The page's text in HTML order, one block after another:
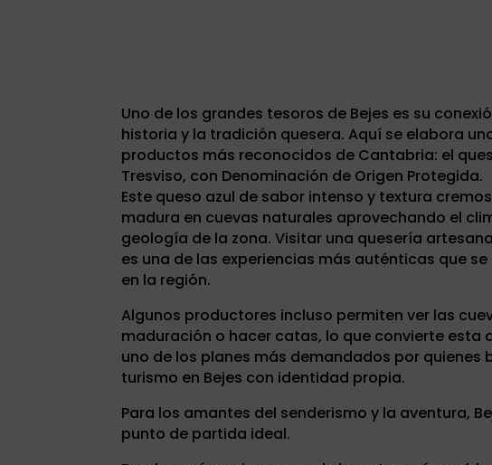
Uno de los grandes tesoros de Bejes es su
historia y la tradición quesera. Aquí se elabora
productos más reconocidos de Cantabria: el
Tresviso, con Denominación de Origen Protegida.
Este queso azul de sabor intenso y textura
madura en cuevas naturales aprovechando el
geología de la zona. Visitar una quesería
es una de las experiencias más auténticas que se
en la región.
Algunos productores incluso permiten ver las
maduración o hacer catas, lo que convierte esta
uno de los planes más demandados por quienes
turismo en Bejes con identidad propia.
Para los amantes del senderismo y la aventura,
punto de partida ideal.